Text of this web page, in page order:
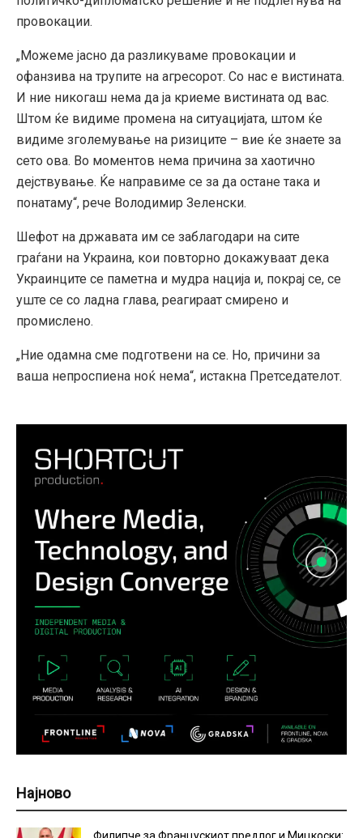
провокации.
„Можеме јасно да разликуваме провокации и
офанзива на трупите на агресорот. Со нас е вистината.
И ние никогаш нема да ја криеме вистината од вас.
Штом ќе видиме промена на ситуацијата, штом ќе
видиме зголемување на ризиците – вие ќе знаете за
сето ова. Во моментов нема причина за хаотично
дејствување. Ќе направиме се за да остане така и
понатаму“, рече Володимир Зеленски.
Шефот на државата им се заблагодари на сите
граѓани на Украина, кои повторно докажуваат дека
Украинците се паметна и мудра нација и, покрај се, се
уште се со ладна глава, реагираат смирено и
промислено.
„Ние одамна сме подготвени на се. Но, причини за
ваша непроспиена ноќ нема“, истакна Претседателот.
Најново
Филипче за Францускиот предлог и Мицкоски: